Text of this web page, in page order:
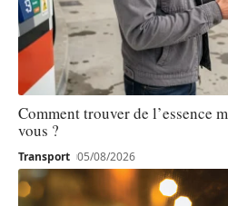
Comment trouver de l’essence
vous ?
Transport 05/08/2026